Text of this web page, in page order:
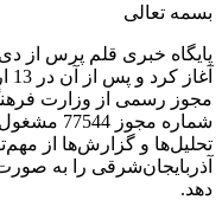
بسمه تعالی
مجوز رسمی از وزارت
شماره
تحلیل‌ها و گزارش‌ها از
آذربایجان‌شرقی را به صورت
دهد.